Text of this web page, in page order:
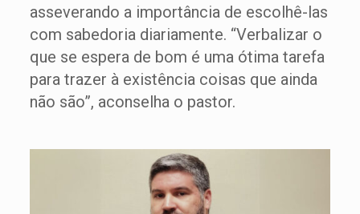
asseverando a importância de escolhê-las
com sabedoria diariamente. “Verbalizar o
que se espera de bom é uma ótima tarefa
para trazer à existência coisas que ainda
não são”, aconselha o pastor.